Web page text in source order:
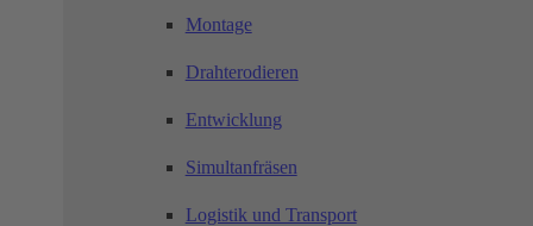
Montage
Drahterodieren
Entwicklung
Simultanfräsen
Logistik und Transport